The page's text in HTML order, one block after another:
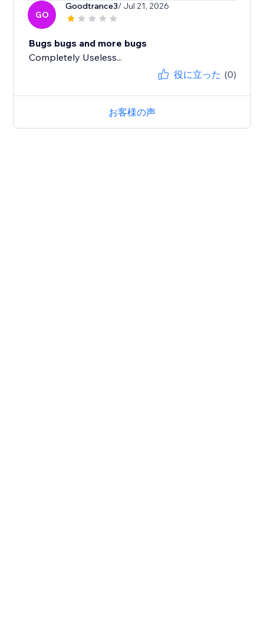
GO
Goodtrance3/ Jul 21, 2026
Bugs bugs and more bugs
Completely Useless...
役に立った (0)
お客様の声